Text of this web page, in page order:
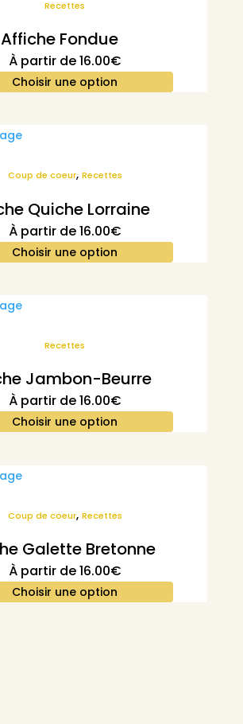
Recettes
Affiche Fondue
À partir de16.00€
Choisir une option
Coup de coeur, Recettes
Quiche Lorraine
À partir de16.00€
Choisir une option
Recettes
Jambon-Beurre
À partir de16.00€
Choisir une option
Coup de coeur, Recettes
Galette Bretonne
À partir de16.00€
Choisir une option